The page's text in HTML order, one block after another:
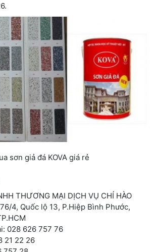
sơn giả đá KOVA giá rẻ
THƯƠNG MẠI DỊCH VỤ CHÍ HÀO
4, Quốc lộ 13, P.Hiệp Bình Phước,
028 626 757 76
21 22 26